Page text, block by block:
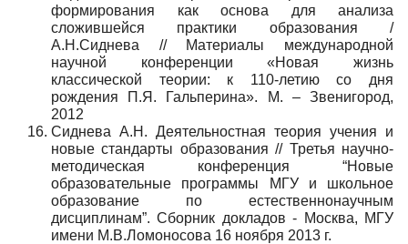
формирования как основа для анализа
сложившейся практики образования /
А.Н.Сиднева // Материалы международной
научной конференции «Новая жизнь
классической теории: к 110-летию со дня
рождения П.Я. Гальперина». М. – Звенигород,
2012
Сиднева А.Н. Деятельностная теория учения и
новые стандарты образования // Третья научно-
методическая конференция “Новые
образовательные программы МГУ и школьное
образование по естественнонаучным
дисциплинам”. Сборник докладов - Москва, МГУ
имени М.В.Ломоносова 16 ноября 2013 г.